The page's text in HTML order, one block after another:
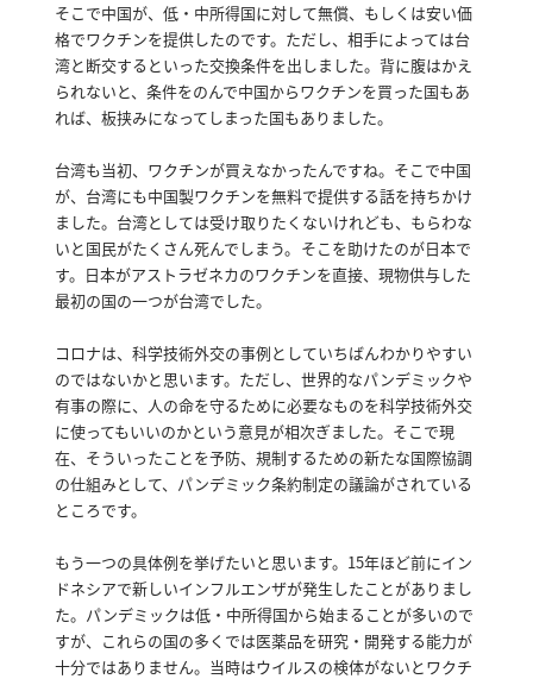
そこで中国が、低・中所得国に対して無償、もしくは安い価
格でワクチンを提供したのです。 ただし、相手によっては台
湾と断交するといった交換条件を出しました。 背に腹はかえ
られないと、条件をのんで中国からワクチンを買った国もあ
れば、板挟みになってしまった国もありました。
台湾も当初、ワクチンが買えなかったんですね。 そこで中国
が、台湾にも中国製ワクチンを無料で提供する話を持ちかけ
ました。 台湾としては受け取りたくないけれども、もらわな
いと国民がたくさん死んでしまう。 そこを助けたのが日本で
す。 日本がアストラゼネカのワクチンを直接、現物供与した
最初の国の一つが台湾でした。
コロナは、科学技術外交の事例としていちばんわかりやすい
のではないかと思います。 ただし、世界的なパンデミックや
有事の際に、人の命を守るために必要なものを科学技術外交
に使ってもいいのかという意見が相次ぎました。 そこで現
在、そういったことを予防、規制するための新たな国際協調
の仕組みとして、パンデミック条約制定の議論がされている
ところです。
もう一つの具体例を挙げたいと思います。 15年ほど前にイン
ドネシアで新しいインフルエンザが発生したことがありまし
た。 パンデミックは低・中所得国から始まることが多いので
すが、これらの国の多くでは医薬品を研究・開発する能力が
十分ではありません。 当時はウイルスの検体がないとワクチ